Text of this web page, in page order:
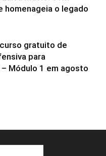
homenageia o legado
gratuito de
para
Módulo 1 em agosto